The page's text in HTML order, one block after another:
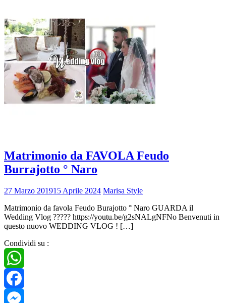
Matrimonio da FAVOLA Feudo
Burrajotto ° Naro
27 Marzo 201915 Aprile 2024 Marisa Style
Matrimonio da favola Feudo Burajotto ° Naro GUARDA il
Wedding Vlog ????? https://youtu.be/g2sNALgNFNo Benvenuti in
questo nuovo WEDDING VLOG ! […]
Condividi su :
WhatsApp
Facebook